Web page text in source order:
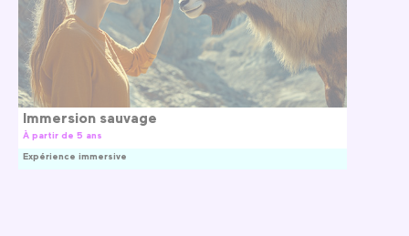
Immersion sauvage
À partir de 5 ans
Expérience immersive